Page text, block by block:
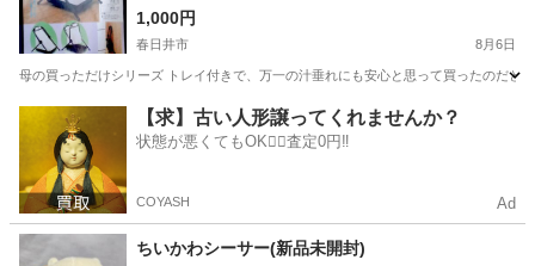
1,000円
春日井市 8月6日
母の買っただけシリーズ トレイ付きで、万一の汁垂れにも安心と思って買ったのだ
掃除用具 新品
【求】古い人形譲ってくれませんか？
状態が悪くてもOK🙆‍♀️査定0円‼️
COYASH Ad
ちいかわシーサー(新品未開封)